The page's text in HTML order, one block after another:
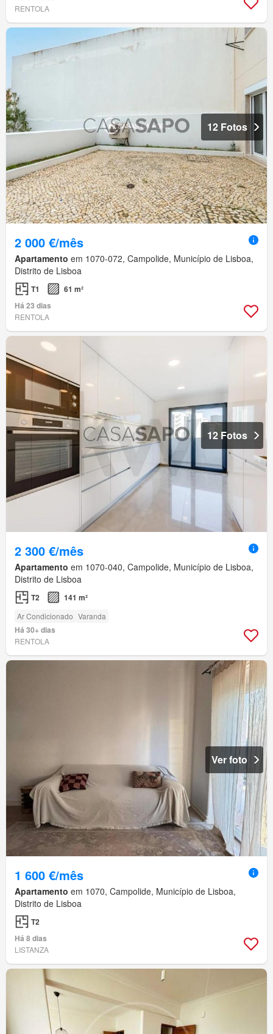
RENTOLA
12 Fotos
2 000 €/mês
Apartamento em 1070-072, Campolide, Município de Lisboa,
Distrito de Lisboa
T1
61 m²
Há 23 dias
RENTOLA
12 Fotos
2 300 €/mês
Apartamento em 1070-040, Campolide, Município de Lisboa,
Distrito de Lisboa
T2 141 m²
Ar Condicionado Varanda
Há 30+ dias
RENTOLA
Ver foto
1 600 €/mês
Apartamento em 1070, Campolide, Município de Lisboa,
Distrito de Lisboa
T2
Há 8 dias
LISTANZA